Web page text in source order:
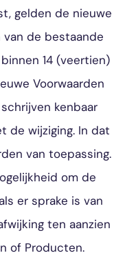
gelden de nieuwe
van de bestaande
14 (veertien)
Voorwaarden
kenbaar
de wijziging. In dat
van toepassing.
om de
er sprake is van
ten aanzien
of Producten.